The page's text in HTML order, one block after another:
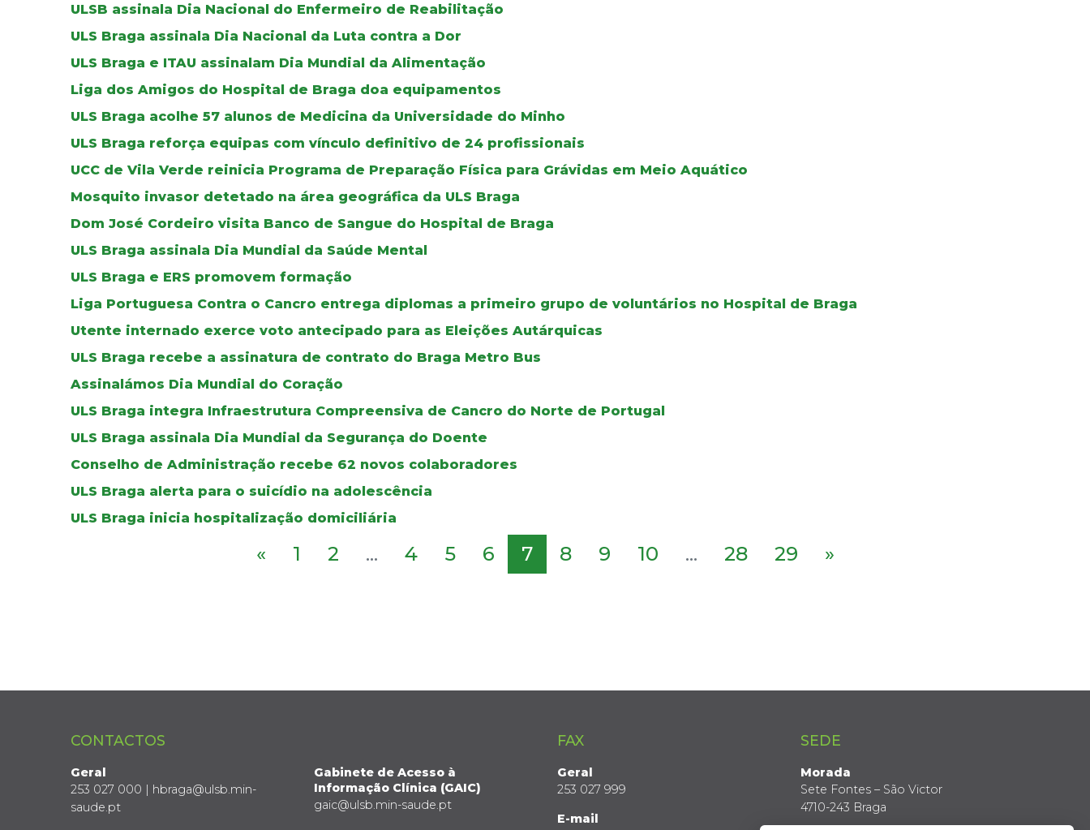
ULSB assinala Dia Nacional do Enfermeiro de Reabilitação
ULS Braga assinala Dia Nacional da Luta contra a Dor
ULS Braga e ITAU assinalam Dia Mundial da Alimentação
Liga dos Amigos do Hospital de Braga doa equipamentos
ULS Braga acolhe 57 alunos de Medicina da Universidade do Minho
ULS Braga reforça equipas com vínculo definitivo de 24 profissionais
UCC de Vila Verde reinicia Programa de Preparação Física para Grávidas em Meio Aquático
Mosquito invasor detetado na área geográfica da ULS Braga
Dom José Cordeiro visita Banco de Sangue do Hospital de Braga
ULS Braga assinala Dia Mundial da Saúde Mental
ULS Braga e ERS promovem formação
Liga Portuguesa Contra o Cancro entrega diplomas a primeiro grupo de voluntários no Hospital de Braga
Utente internado exerce voto antecipado para as Eleições Autárquicas
ULS Braga recebe a assinatura de contrato do Braga Metro Bus
Assinalámos Dia Mundial do Coração
ULS Braga integra Infraestrutura Compreensiva de Cancro do Norte de Portugal
ULS Braga assinala Dia Mundial da Segurança do Doente
Conselho de Administração recebe 62 novos colaboradores
ULS Braga alerta para o suicídio na adolescência
ULS Braga inicia hospitalização domiciliária
« 1 2 ... 4 5 6 7 8 9 10 ... 28 29 »
CONTACTOS
Geral
253 027 000 | hbraga@ulsb.min-
saude.pt
Gabinete de Acesso à
Informação Clínica (GAIC)
gaic@ulsb.min-saude.pt
FAX
Geral
253 027 999
E-mail
SEDE
Morada
Sete Fontes – São Victor
4710-243 Braga